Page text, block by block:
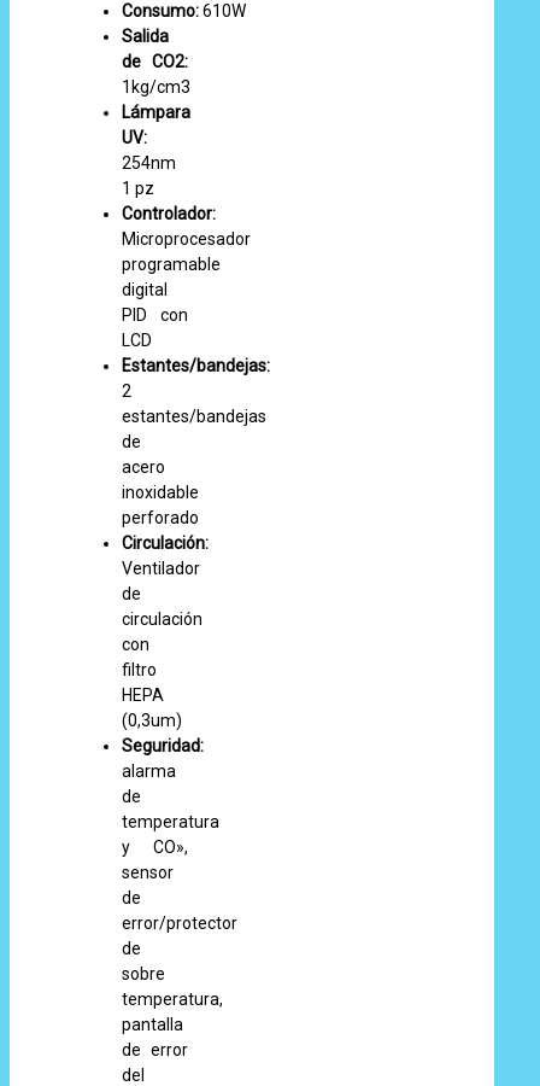
Consumo:610W
Salida
de CO2:
1kg/cm3
Lámpara
UV:
254nm
1 pz
Controlador:
Microprocesador
programable
digital
PID con
LCD
Estantes/bandejas:
2
estantes/bandejas
de
acero
inoxidable
perforado
Circulación:
Ventilador
de
circulación
con
filtro
HEPA
(0,3um)
Seguridad:
alarma
de
temperatura
y CO»,
sensor
de
error/protector
de
sobre
temperatura,
pantalla
de error
del